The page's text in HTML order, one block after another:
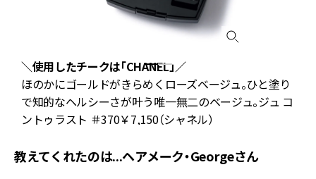
＼使用したチークは「CHANEL」／
ほのかにゴールドがきらめくローズベージュ。ひと塗り
で知的なヘルシーさが叶う唯一無二のベージュ。ジュ コ
ントゥラスト ＃370￥7,150（シャネル）
教えてくれたのは...ヘアメーク・Georgeさん